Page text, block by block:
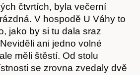
čtvrtích, byla večerní
V hospodě U Váhy to
jako by si tu dala sraz
ani jedno volné
měli štěstí. Od stolu
se zrovna zvedaly dvě